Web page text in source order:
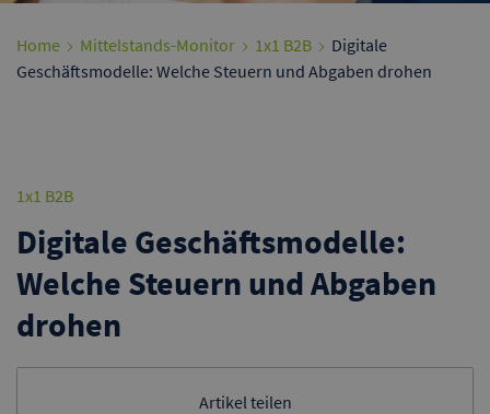
Home Mittelstands-Monitor 1x1 B2B
Digitale
Geschäftsmodelle: Welche Steuern und Abgaben drohen
1x1 B2B
Digitale Geschäftsmodelle:
Welche Steuern und Abgaben
drohen
Artikel teilen